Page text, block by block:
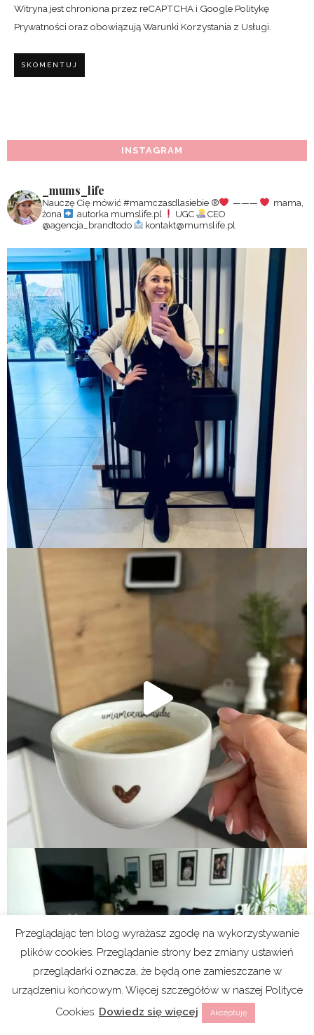
Witryna jest chroniona przez reCAPTCHA i Google Politykę
Prywatności oraz obowiązująWarunki Korzystania z Usługi
INSTAGRAM
_mums_life
Nauczę Cię mówić #mamczasdlasiebie ®️ ———
mama,
żona
autorka mumslife.pl UGC
CEO
@agencja_brandtodo
kontakt@mumslife.pl
Przeglądając ten blog wyrażasz zgodę na wykorzystywanie
plików cookies. Przeglądanie strony bez zmiany ustawień
przeglądarki oznacza, że będą one zamieszczane w
urządzeniu końcowym. Więcej szczegółów w naszej Polityce
Cookies. Dowiedz się więcej Akceptuję